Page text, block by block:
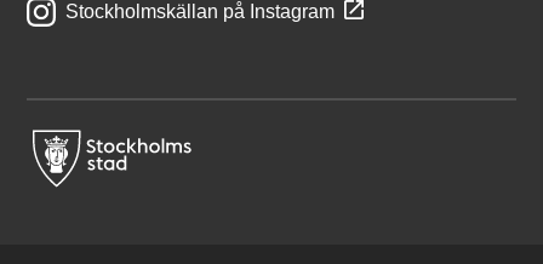
Stockholmskällan på Instagram